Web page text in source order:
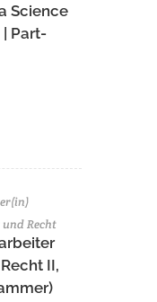
Science
Part-
Recht
II,